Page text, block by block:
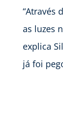
“Através
as luzes
explica
já foi